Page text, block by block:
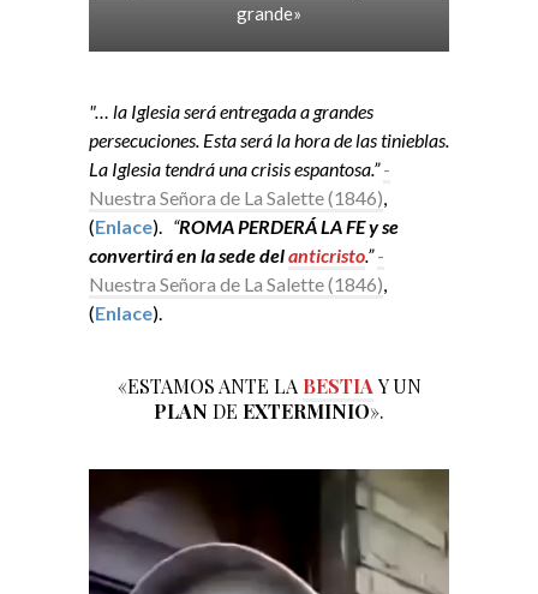
grande»
"… la Iglesia será entregada a grandes
persecuciones. Esta será la hora de las tinieblas.
La Iglesia tendrá una crisis espantosa.” -
Nuestra Señora de La Salette (1846)
(Enlace). “ROMA PERDERÁ LA FE y se
convertirá en la sede delanticristo.” -
Nuestra Señora de La Salette (1846)
(Enlace).
«ESTAMOS ANTE LA BESTIA Y UN
PLAN DE EXTERMINIO».